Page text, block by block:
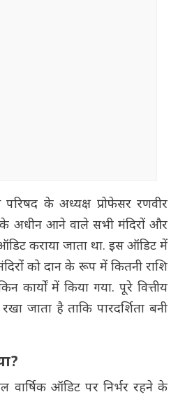
परिषद के अध्यक्ष प्रोफेसर रणवीर
के अधीन आने वाले सभी मंदिरों और
कराया जाता था. इस ऑडिट में
को दान के रूप में कितनी राशि
कार्यों में किया गया. पूरे वित्तीय
जाता है ताकि पारदर्शिता बनी
वार्षिक ऑडिट पर निर्भर रहने के